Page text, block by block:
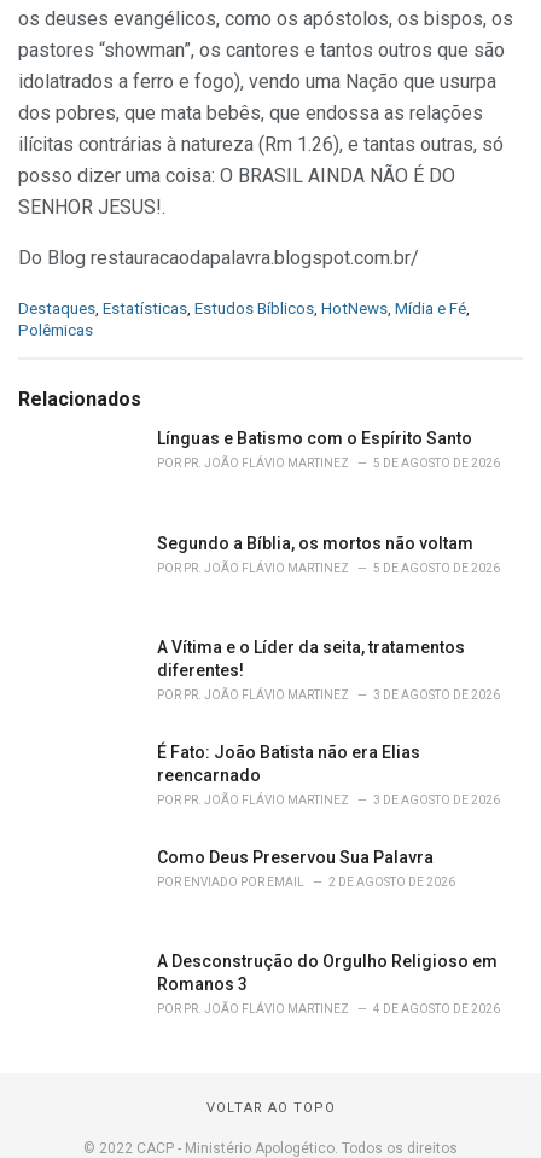
os deuses evangélicos, como os apóstolos, os bispos, os
pastores “showman”, os cantores e tantos outros que são
idolatrados a ferro e fogo), vendo uma Nação que usurpa
dos pobres, que mata bebês, que endossa as relações
ilícitas contrárias à natureza (Rm 1.26), e tantas outras, só
posso dizer uma coisa: O BRASIL AINDA NÃO É DO
SENHOR JESUS!.
Do Blog restauracaodapalavra.blogspot.com.br/
C
a
g
Destaques Estatísticas Estudos Bíblicos HotNews Mídia e Fé
Polêmicas
Relacionados
Línguas e Batismo com o Espírito Santo
POR PR. JOÃO FLÁVIO MARTINEZ 5 DE AGOSTO DE 2026
Segundo a Bíblia, os mortos não voltam
POR PR. JOÃO FLÁVIO MARTINEZ 5 DE AGOSTO DE 2026
A Vítima e o Líder da seita, tratamentos
diferentes!
POR PR. JOÃO FLÁVIO MARTINEZ 3 DE AGOSTO DE 2026
É Fato: João Batista não era Elias
reencarnado
POR PR. JOÃO FLÁVIO MARTINEZ 3 DE AGOSTO DE 2026
Como Deus Preservou Sua Palavra
POR ENVIADO POR EMAIL 2 DE AGOSTO DE 2026
A Desconstrução do Orgulho Religioso em
Romanos 3
POR PR. JOÃO FLÁVIO MARTINEZ 4 DE AGOSTO DE 2026
VOLTAR AO TOPO
© 2022 CACP - Ministério Apologético. Todos os direitos